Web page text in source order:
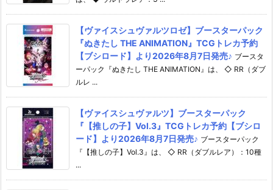
【ヴァイスシュヴァルツロゼ】ブースターパック
『ぬきたし THE ANIMATION』TCGトレカ予約
【ブシロード】より2026年8月7日発売♪ ブースタ
ーパック『ぬきたし THE ANIMATION』は、 ◇ RR（ダブ
ルレ ...
【ヴァイスシュヴァルツ】ブースターパック
『【推しの子】Vol.3』TCGトレカ予約【ブシロ
ード】より2026年8月7日発売♪ ブースターパック
『【推しの子】Vol.3』は、 ◇ RR（ダブルレア）：10種
...